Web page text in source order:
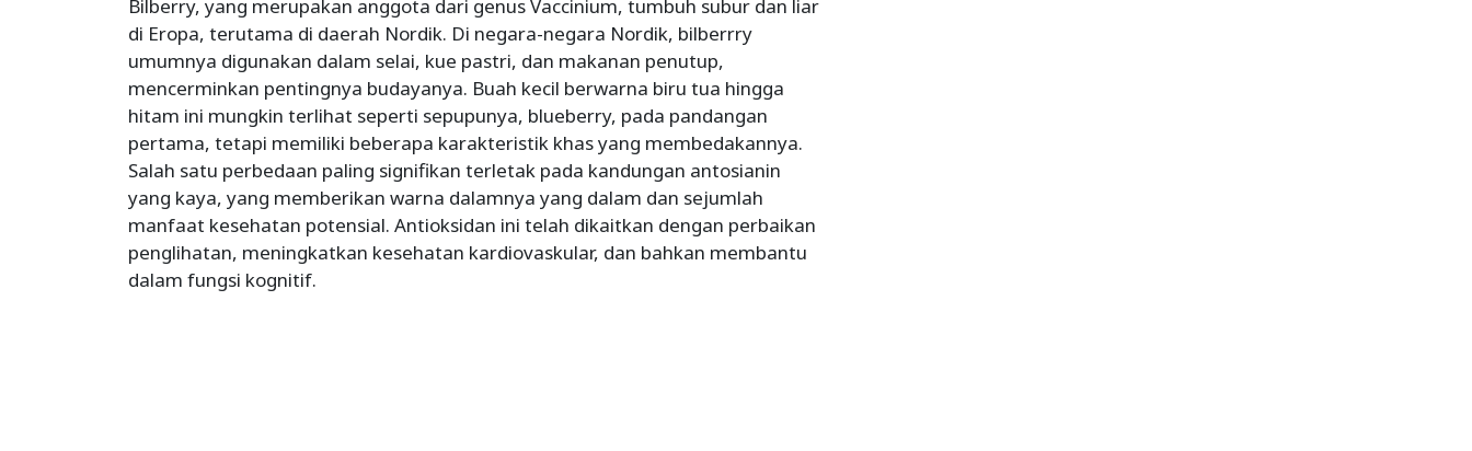
Bilberry, yang merupakan anggota dari genus Vaccinium, tumbuh subur dan liar
di Eropa, terutama di daerah Nordik. Di negara-negara Nordik, bilberrry
umumnya digunakan dalam selai, kue pastri, dan makanan penutup,
mencerminkan pentingnya budayanya. Buah kecil berwarna biru tua hingga
hitam ini mungkin terlihat seperti sepupunya, blueberry, pada pandangan
pertama, tetapi memiliki beberapa karakteristik khas yang membedakannya.
Salah satu perbedaan paling signifikan terletak pada kandungan antosianin
yang kaya, yang memberikan warna dalamnya yang dalam dan sejumlah
manfaat kesehatan potensial. Antioksidan ini telah dikaitkan dengan perbaikan
penglihatan, meningkatkan kesehatan kardiovaskular, dan bahkan membantu
dalam fungsi kognitif.